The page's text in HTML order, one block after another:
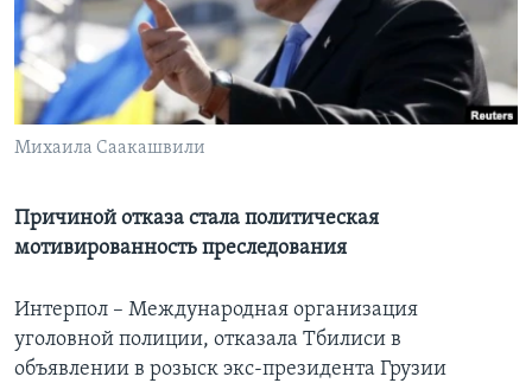
Learning English
СОЦИАЛЬНЫЕ СЕТИ
Языки
Михаила Саакашвили
Причиной отказа стала политическая
мотивированность преследования
Интерпол – Международная организация
уголовной полиции, отказала Тбилиси в
объявлении в розыск экс-президента Грузии